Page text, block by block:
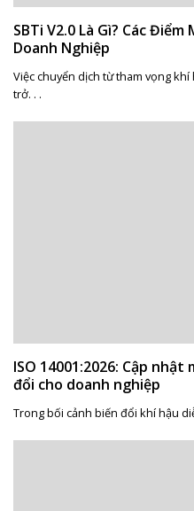
SBTi V2.0 Là Gì? Các
Doanh Nghiệp
Việc chuyển dịch từ tham vọng
trở. . .
ISO 14001:2026: Cập
đổi cho doanh nghiệp
Trong bối cảnh biến đổi khí hậu